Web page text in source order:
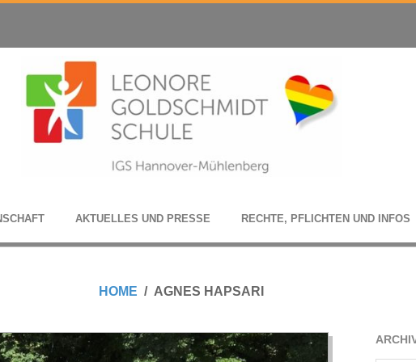
AKTU­EL­LES UND PRESSE RECHTE, PFLICH­TEN UND INFOS
HOME AGNES HAPSARI